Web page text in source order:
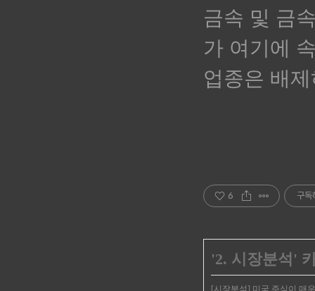
금속 및 금
가 여기에
업종은 배
6 구독
'2. 시장분석 '
[시장분석] 미국 주식이 매